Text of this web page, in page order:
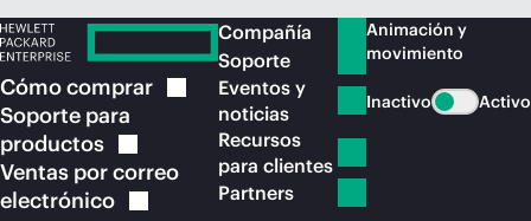
Cómocomprar
Soporte para
productos
Ventas por correo
electrónico
Compañía
Soporte
Eventos y
noticias
Recursos
para clientes
Partners
Animación y
movimiento
Inactivo Activo